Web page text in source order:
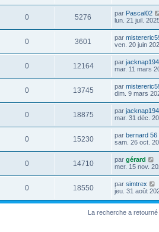
0 5276 par Pascal02
lun. 21 juil.
0 3601 par
ven. 20 juin
0 12164 par
mar. 11 mars
0 13745 par
dim. 9 mars
0 18875 par
mar. 31 déc.
0 15230 par bernard 56
sam. 26 oct.
0 14710 par gérard
mer. 15 nov.
0 18550 par simtrex
jeu. 31 août
La recherche a